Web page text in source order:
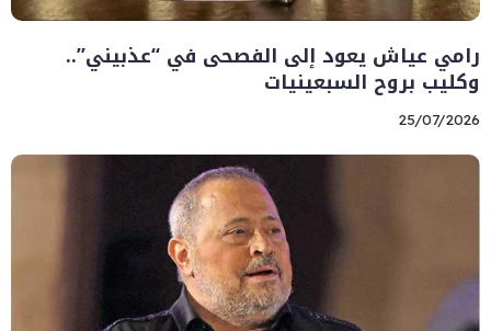
رامي عياش يعود إلى الفصحى في “عذبيني”..
وكليب بروح السبعينيات
25/07/2026